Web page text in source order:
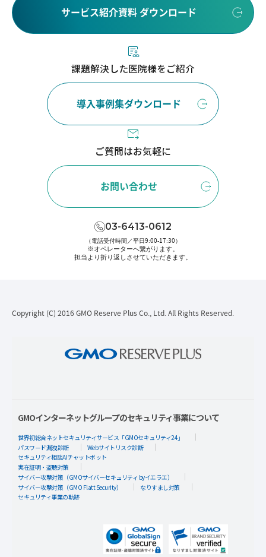
サービス紹介資料 ダウンロード
課題解決した医院様をご紹介
導入事例集ダウンロード
ご質問はお気軽に
お問い合わせ
03-6413-0612
（電話受付時間／平日9:00-17:30）
※オペレーターへ繋がります。
担当より折り返しさせていただきます。
Copyright (C) 2016 GMO Reserve Plus Co., Ltd. All Rights Reserved.
GMOインターネットグループのセキュリティ事業について
世界初総合ネットセキュリティサービス「GMOセキュリティ24」
パスワード漏洩診断
Webサイトリスク診断
セキュリティ相談AIチャットボット
実在証明・盗聴対策
サイバー攻撃対策（GMOサイバーセキュリティ byイエラエ）
サイバー攻撃対策（GMO Flatt Security）
なりすまし対策
セキュリティ事業の軌跡